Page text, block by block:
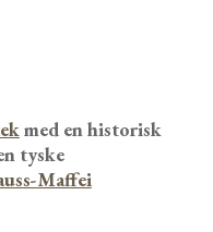
med en historisk
tyske
Maffei